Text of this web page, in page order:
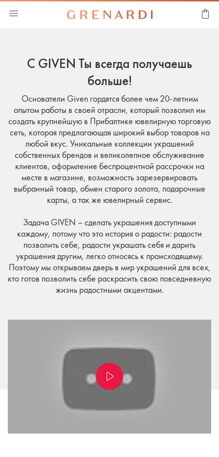
С GIVEN Ты всегда получаешь
больше!
Основатели Given гордятся более чем 20-летним
опытом работы в своей отрасли, который позволил им
создать крупнейшую в Прибалтике ювелирную торговую
сеть, которая предлагающая широкий выбор товаров на
любой вкус. Уникальные коллекции украшений
собственных брендов и великолепное обслуживание
клиентов, оформление беспроцентной рассрочки на
месте в магазине, возможность зарезервировать
выбранный товар, обмен старого золота, подарочные
карты, а так же ювелирный сервис.
Задача GIVEN – сделать украшения доступными
каждому, потому что это история о радости: радости
позволить себе, радости украшать себя и дарить
украшения другим, легко относясь к происходящему.
Поэтому мы открываем дверь в мир украшений для всех,
кто готов позволить себе раскрасить свою повседневную
жизнь радостными акцентами.